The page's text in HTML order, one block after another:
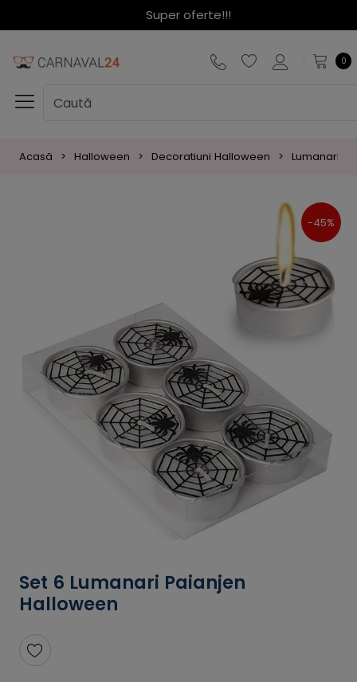
Super oferte!!!
0
Acasă Halloween Decoratiuni Halloween Lumanari
-45%
Set 6 Lumanari Paianjen
Halloween